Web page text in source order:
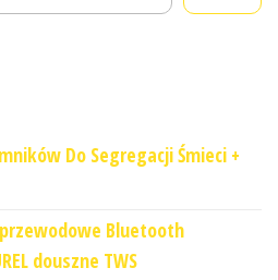
Do Segregacji Śmieci +
Bluetooth
douszne TWS